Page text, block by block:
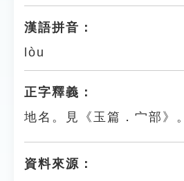
漢語拼音：
lòu
正字釋義：
地名。見《玉篇．宀部》。
資料來源：